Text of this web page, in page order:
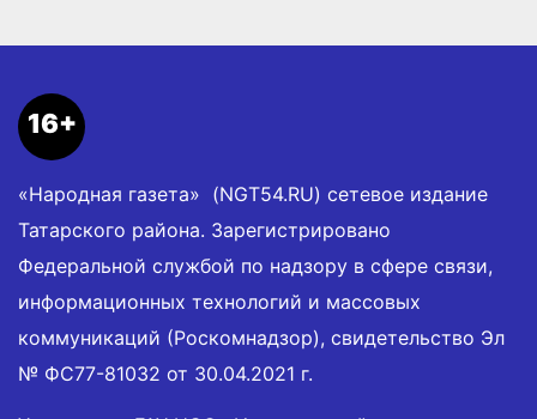
16+
«Народная газета» (NGT54.RU) сетевое издание
Татарского района. Зарегистрировано
Федеральной службой по надзору в сфере связи,
информационных технологий и массовых
коммуникаций (Роскомнадзор), свидетельство Эл
№ ФС77-81032 от 30.04.2021 г.